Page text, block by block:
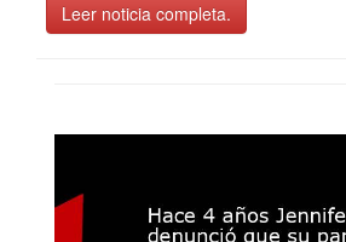
Leer noticia completa.